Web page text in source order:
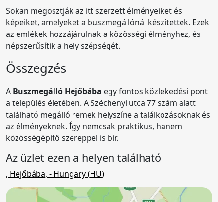
Sokan megosztják az itt szerzett élményeiket és
képeiket, amelyeket a buszmegállónál készítettek. Ezek
az emlékek hozzájárulnak a közösségi élményhez, és
népszerűsítik a hely szépségét.
Összegzés
A Buszmegálló Hejőbába egy fontos közlekedési pont
a település életében. A Széchenyi utca 77 szám alatt
található megálló remek helyszíne a találkozásoknak és
az élményeknek. Így nemcsak praktikus, hanem
közösségépítő szereppel is bír.
Az üzlet ezen a helyen található
, Hejőbába, - Hungary (HU)